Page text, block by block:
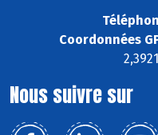
Coordonnées
Nous suivre sur